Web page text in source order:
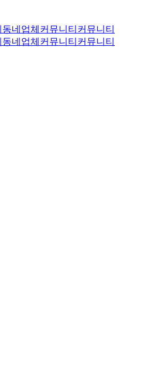
동네업체 커뮤니티 커뮤니티
동네업체 커뮤니티 커뮤니티